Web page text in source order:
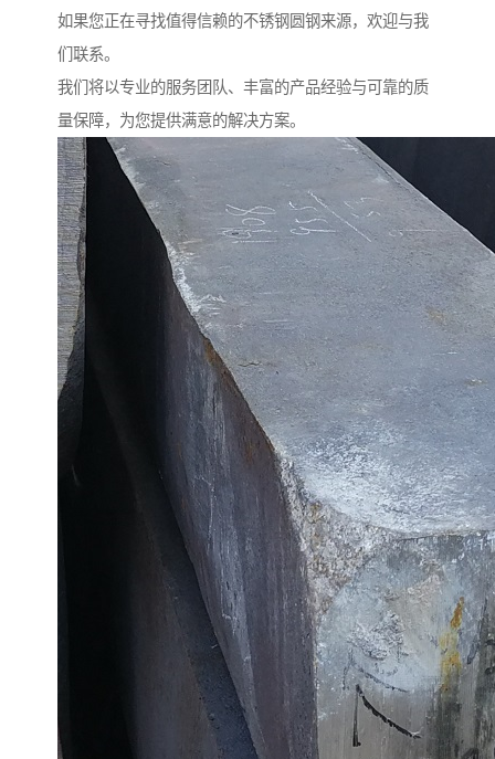
如果您正在寻找值得信赖的不锈钢圆钢来源，欢迎与我
们联系。
我们将以专业的服务团队、丰富的产品经验与可靠的质
量保障，为您提供满意的解决方案。